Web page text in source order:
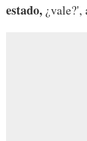
estado, ¿vale?',